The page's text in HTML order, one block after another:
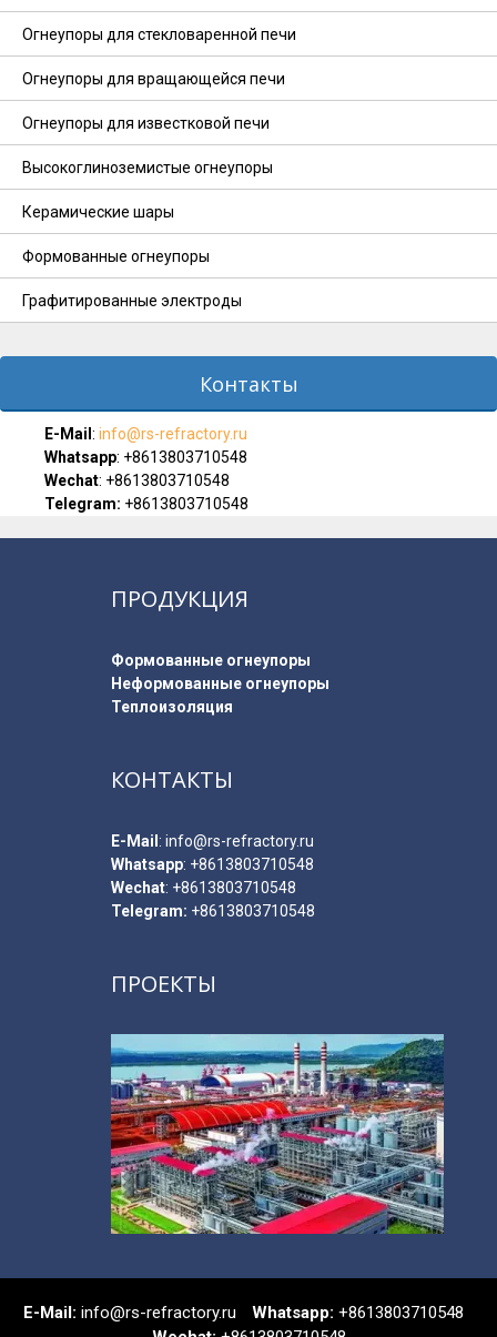
Огнеупоры для стекловаренной печи
Огнеупоры для вращающейся печи
Огнеупоры для известковой печи
Высокоглиноземистые огнеупоры
Керамические шары
Формованные огнеупоры
Графитированные электроды
Контакты
E-Мail : info@rs-refractory.ru
Whatsapp: +8613803710548
Wechat: +8613803710548
Telegram: +8613803710548
ПРОДУКЦИЯ
Формованные огнеупоры
Неформованные огнеупоры
Теплоизоляция
КОНТАКТЫ
E-Мail : info@rs-refractory.ru
Whatsapp: +8613803710548
Wechat: +8613803710548
Telegram: +8613803710548
ПРОЕКТЫ
E-Мail: info@rs-refractory.ru Whatsapp: +8613803710548